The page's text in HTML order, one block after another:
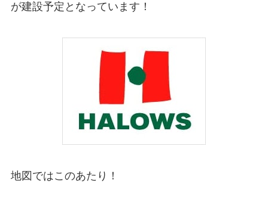
が建設予定となっています！
地図ではこのあたり！